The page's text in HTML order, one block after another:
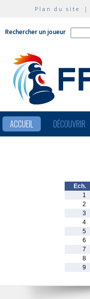
Plan du site |
Rechercher un joueur
ACCUEIL DÉCOUVRIR
Ech.
1
2
3
4
5
6
7
8
9